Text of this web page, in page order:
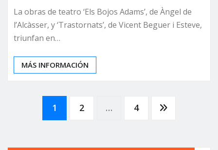
La obras de teatro ‘Els Bojos Adams’, de Àngel de
l’Alcàsser, y ‘Trastornats’, de Vicent Beguer i Esteve,
triunfan en…
MÁS INFORMACIÓN
Paginación
1 2 … 4